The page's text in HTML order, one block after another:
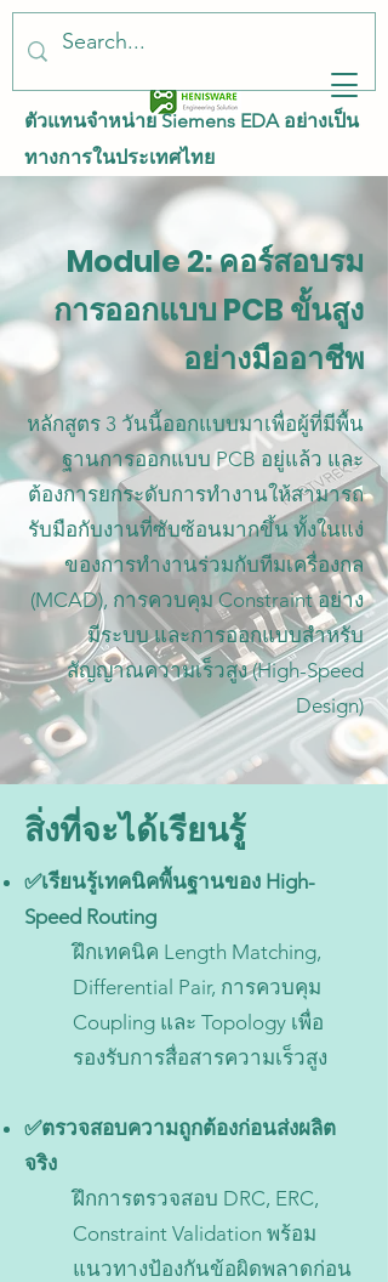
ตัวแทนจำหน่าย Siemens EDA อย่างเป็น
ทางการในประเทศไทย
Module 2: คอร์สอบรม
การออกแบบ PCB ขั้นสูง
อย่างมืออาชีพ
หลักสูตร 3 วันนี้ออกแบบมาเพื่อผู้ที่มีพื้น
ฐานการออกแบบ PCB อยู่แล้ว และ
ต้องการยกระดับการทำงานให้สามารถ
รับมือกับงานที่ซับซ้อนมากขึ้น ทั้งในแง่
ของการทำงานร่วมกับทีมเครื่องกล
(MCAD), การควบคุม Constraint อย่าง
มีระบบ และการออกแบบสำหรับ
สัญญาณความเร็วสูง (High-Speed
Design)
สิ่งที่จะได้เรียนรู้
✅เรียนรู้เทคนิคพื้นฐานของ High-
Speed Routing
ฝึกเทคนิค Length Matching,
Differential Pair, การควบคุม
Coupling และ Topology เพื่อ
รองรับการสื่อสารความเร็วสูง
✅ตรวจสอบความถูกต้องก่อนส่งผลิต
จริง
ฝึกการตรวจสอบ DRC, ERC,
Constraint Validation พร้อม
แนวทางป้องกันข้อผิดพลาดก่อน